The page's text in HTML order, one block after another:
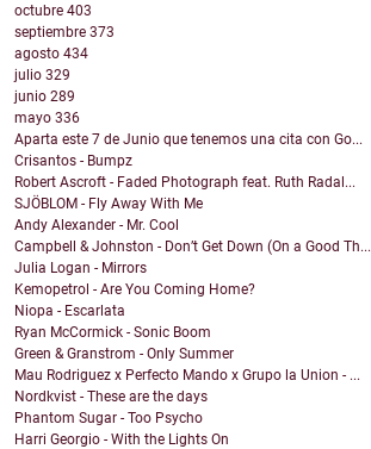
octubre 403
septiembre 373
agosto 434
julio 329
junio 289
mayo 336
Aparta este 7 de Junio que tenemos una cita con Go...
Crisantos - Bumpz
Robert Ascroft - Faded Photograph feat. Ruth Radal...
SJÖBLOM - Fly Away With Me
Andy Alexander - Mr. Cool
Campbell & Johnston - Don’t Get Down (On a Good Th...
Julia Logan - Mirrors
Kemopetrol - Are You Coming Home?
Niopa - Escarlata
Ryan McCormick - Sonic Boom
Green & Granstrom - Only Summer
Mau Rodriguez x Perfecto Mando x Grupo la Union - ...
Nordkvist - These are the days
Phantom Sugar - Too Psycho
Harri Georgio - With the Lights On